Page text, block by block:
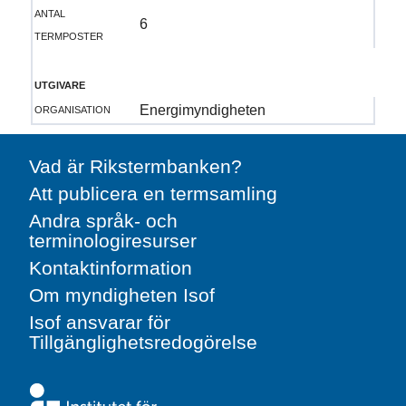
antal
termposter
6
utgivare
organisation
Energimyndigheten
Vad är Rikstermbanken?
Att publicera en termsamling
Andra språk- och
terminologiresurser
Kontaktinformation
Om myndigheten Isof
Isof ansvarar för
Tillgänglighetsredogörelse